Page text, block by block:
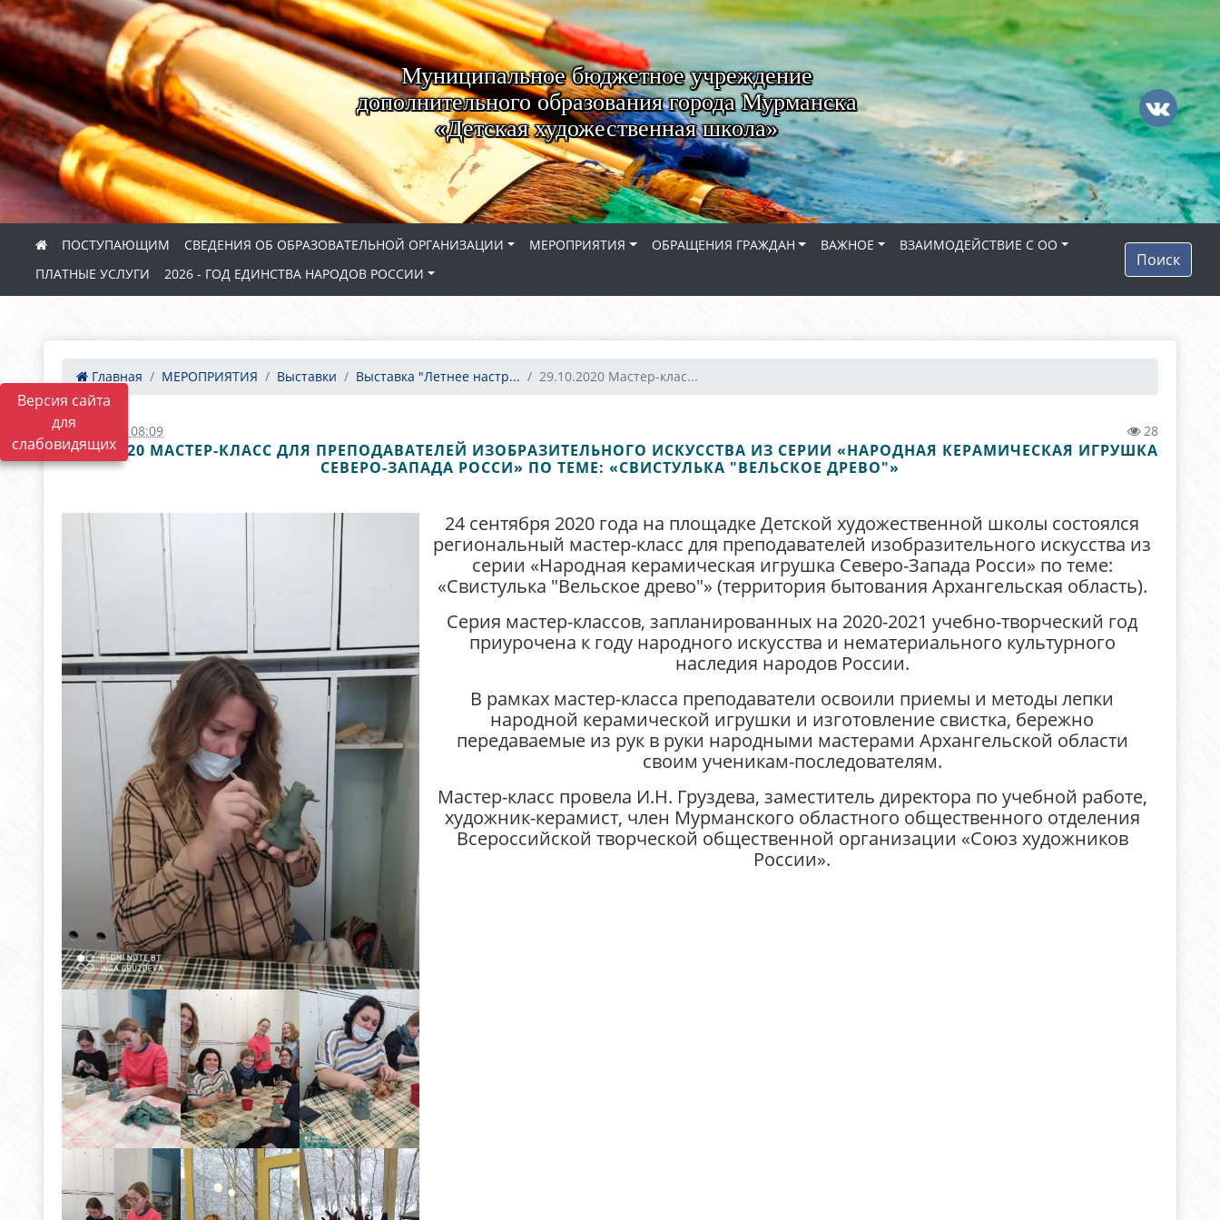
Версия сайта
для
слабовидящих
Муниципальное бюджетное учреждение
дополнительного образования города Мурманска
«Детская художественная школа»
ПОСТУПАЮЩИМ СВЕДЕНИЯ ОБ ОБРАЗОВАТЕЛЬНОЙ ОРГАНИЗАЦИИ МЕРОПРИЯТИЯ ОБРАЩЕНИЯ ГРАЖДАН ВАЖНОЕ
ВЗАИМОДЕЙСТВИЕ С ОО
ПЛАТНЫЕ УСЛУГИ
2026 - ГОД ЕДИНСТВА НАРОДОВ РОССИИ
Поиск
Главная МЕРОПРИЯТИЯ Выставки Выставка "Летнее настр... 29.10.2020 Мастер-клас...
19.02.2022 08:09 28
29.10.2020 МАСТЕР-КЛАСС ДЛЯ ПРЕПОДАВАТЕЛЕЙ ИЗОБРАЗИТЕЛЬНОГО ИСКУССТВА ИЗ СЕРИИ «НАРОДНАЯ КЕРАМИЧЕСКАЯ ИГРУШКА
СЕВЕРО-ЗАПАДА РОССИ» ПО ТЕМЕ: «СВИСТУЛЬКА "ВЕЛЬСКОЕ ДРЕВО"»
24 сентября 2020 года на площадке Детской художественной школы состоялся
региональный мастер-класс для преподавателей изобразительного искусства из
серии «Народная керамическая игрушка Северо-Запада Росси» по теме:
«Свистулька "Вельское древо"» (территория бытования Архангельская область).
Серия мастер-классов, запланированных на 2020-2021 учебно-творческий год
приурочена к году народного искусства и нематериального культурного
наследия народов России.
В рамках мастер-класса преподаватели освоили приемы и методы лепки
народной керамической игрушки и изготовление свистка, бережно
передаваемые из рук в руки народными мастерами Архангельской области
своим ученикам-последователям.
Мастер-класс провела И.Н. Груздева, заместитель директора по учебной работе,
художник-керамист, член Мурманского областного общественного отделения
Всероссийской творческой общественной организации «Союз художников
России».